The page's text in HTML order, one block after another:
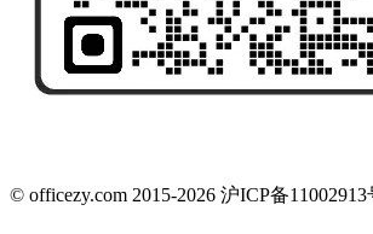
© officezy.com 2015-2026 沪ICP备11002913